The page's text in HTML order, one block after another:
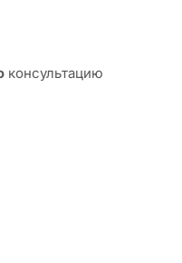
консультацию